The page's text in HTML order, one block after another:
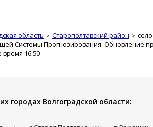
область Старополтавский район
Системы Прогнозирования. Обновление
время 16:50
городах Волгоградской области: